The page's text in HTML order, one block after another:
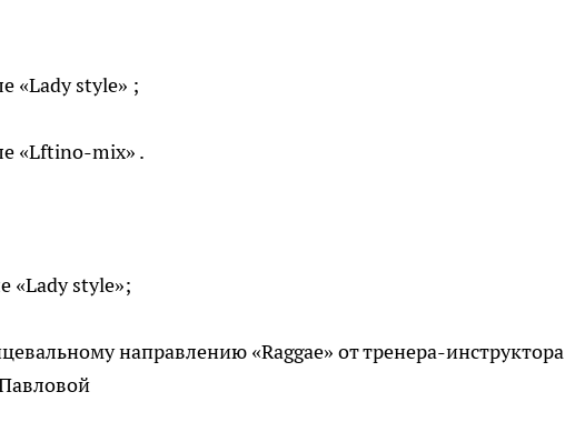
«Lady style» ;
«Lftino-mix» .
«Lady style»;
направлению «Raggae» от тренера-инструктора